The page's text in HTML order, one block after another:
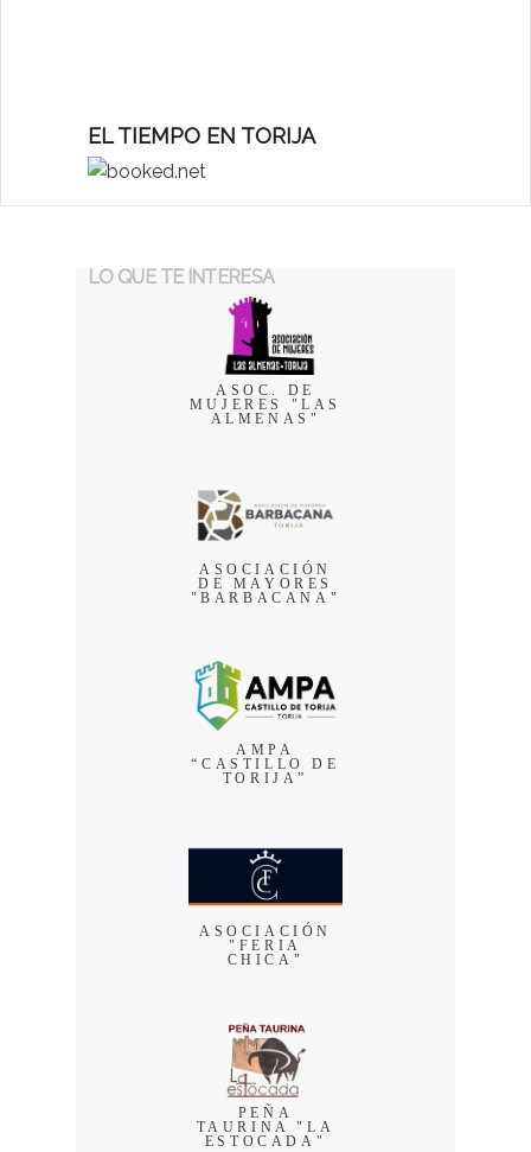
EL TIEMPO EN TORIJA
LO QUE TE INTERESA
ASOC. DE
MUJERES "LAS
ALMENAS"
ASOCIACIÓN
DE MAYORES
"BARBACANA"
AMPA
“CASTILLO DE
TORIJA”
ASOCIACIÓN
"FERIA
CHICA"
PEÑA
TAURINA "LA
ESTOCADA"